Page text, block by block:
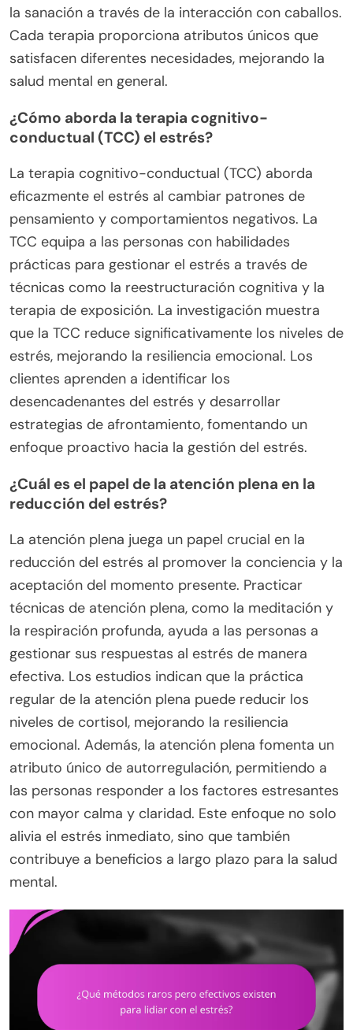
la sanación a través de la interacción con caballos.
Cada terapia proporciona atributos únicos que
satisfacen diferentes necesidades, mejorando la
salud mental en general.
¿Cómo aborda la terapia cognitivo-
conductual (TCC) el estrés?
La terapia cognitivo-conductual (TCC) aborda
eficazmente el estrés al cambiar patrones de
pensamiento y comportamientos negativos. La
TCC equipa a las personas con habilidades
prácticas para gestionar el estrés a través de
técnicas como la reestructuración cognitiva y la
terapia de exposición. La investigación muestra
que la TCC reduce significativamente los niveles de
estrés, mejorando la resiliencia emocional. Los
clientes aprenden a identificar los
desencadenantes del estrés y desarrollar
estrategias de afrontamiento, fomentando un
enfoque proactivo hacia la gestión del estrés.
¿Cuál es el papel de la atención plena en la
reducción del estrés?
La atención plena juega un papel crucial en la
reducción del estrés al promover la conciencia y la
aceptación del momento presente. Practicar
técnicas de atención plena, como la meditación y
la respiración profunda, ayuda a las personas a
gestionar sus respuestas al estrés de manera
efectiva. Los estudios indican que la práctica
regular de la atención plena puede reducir los
niveles de cortisol, mejorando la resiliencia
emocional. Además, la atención plena fomenta un
atributo único de autorregulación, permitiendo a
las personas responder a los factores estresantes
con mayor calma y claridad. Este enfoque no solo
alivia el estrés inmediato, sino que también
contribuye a beneficios a largo plazo para la salud
mental.